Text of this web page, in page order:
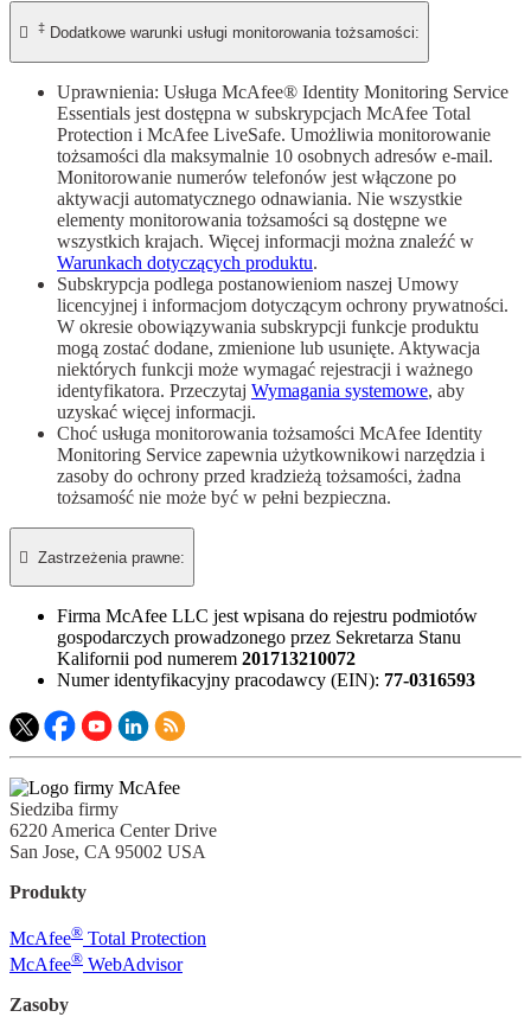
 ‡ Dodatkowe warunki usługi monitorowania tożsamości:
Uprawnienia: Usługa McAfee® Identity Monitoring Service
Essentials jest dostępna w subskrypcjach McAfee Total
Protection i McAfee LiveSafe. Umożliwia monitorowanie
tożsamości dla maksymalnie 10 osobnych adresów e-mail.
Monitorowanie numerów telefonów jest włączone po
aktywacji automatycznego odnawiania. Nie wszystkie
elementy monitorowania tożsamości są dostępne we
wszystkich krajach. Więcej informacji można znaleźć w
Warunkach dotyczących produktu.
Subskrypcja podlega postanowieniom naszej Umowy
licencyjnej i informacjom dotyczącym ochrony prywatności.
W okresie obowiązywania subskrypcji funkcje produktu
mogą zostać dodane, zmienione lub usunięte. Aktywacja
niektórych funkcji może wymagać rejestracji i ważnego
identyfikatora. Przeczytaj Wymagania systemowe, aby
uzyskać więcej informacji.
Choć usługa monitorowania tożsamości McAfee Identity
Monitoring Service zapewnia użytkownikowi narzędzia i
zasoby do ochrony przed kradzieżą tożsamości, żadna
tożsamość nie może być w pełni bezpieczna.
 Zastrzeżenia prawne:​
Firma McAfee LLC jest wpisana do rejestru podmiotów
gospodarczych prowadzonego przez Sekretarza Stanu
Kalifornii pod numerem 201713210072
Numer identyfikacyjny pracodawcy (EIN): 77-0316593
Siedziba firmy
6220 America Center Drive
San Jose, CA 95002 USA
Produkty
McAfee® Total Protection
McAfee® WebAdvisor
Zasoby